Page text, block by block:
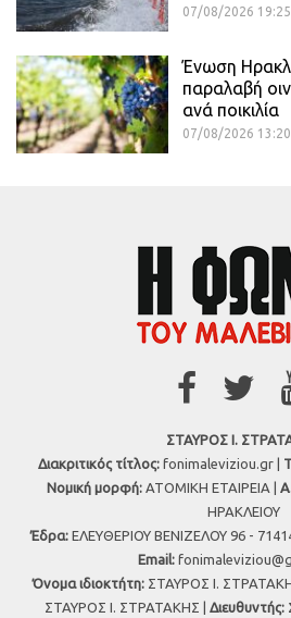
07/08/2026 19:25
Ένωση
παραλαβή
ανά ποικιλία
07/08/2026 13:20
ΣΤΑΥΡΟΣ Ι.
Διακριτικός τίτλος:fonimaleviziou.gr |
Νομική μορφή: ΑΤΟΜΙΚΗ ΕΤΑΙΡΕΙΑ |
ΗΡΑΚΛΕΙΟΥ
Έδρα: ΕΛΕΥΘΕΡΙΟΥ ΒΕΝΙΖΕΛΟΥ 96 - 71414
Εmail:
Όνομα ιδιοκτήτη: ΣΤΑΥΡΟΣ Ι.
ΣΤΑΥΡΟΣ Ι. ΣΤΡΑΤΑΚΗΣ | Διευθυντής: